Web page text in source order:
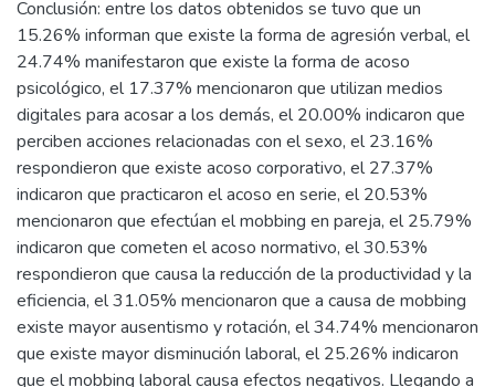
Conclusión: entre los datos obtenidos se tuvo que un
15.26% informan que existe la forma de agresión verbal, el
24.74% manifestaron que existe la forma de acoso
psicológico, el 17.37% mencionaron que utilizan medios
digitales para acosar a los demás, el 20.00% indicaron que
perciben acciones relacionadas con el sexo, el 23.16%
respondieron que existe acoso corporativo, el 27.37%
indicaron que practicaron el acoso en serie, el 20.53%
mencionaron que efectúan el mobbing en pareja, el 25.79%
indicaron que cometen el acoso normativo, el 30.53%
respondieron que causa la reducción de la productividad y la
eficiencia, el 31.05% mencionaron que a causa de mobbing
existe mayor ausentismo y rotación, el 34.74% mencionaron
que existe mayor disminución laboral, el 25.26% indicaron
que el mobbing laboral causa efectos negativos. Llegando a